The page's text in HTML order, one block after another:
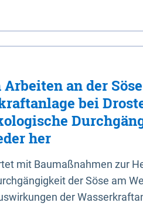
an der
bei
her
mit Baumaßnahmen zur
der Söse am
der